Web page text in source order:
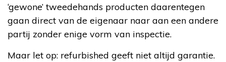
‘gewone’ tweedehands producten daarentegen
gaan direct van de eigenaar naar aan een andere
partij zonder enige vorm van inspectie.
Maar let op: refurbished geeft niet altijd garantie.